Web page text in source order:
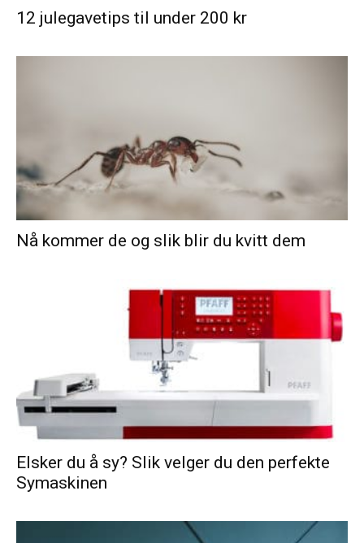
12 julegavetips til under 200 kr
Nå kommer de og slik blir du kvitt dem
Elsker du å sy? Slik velger du den perfekte
Symaskinen